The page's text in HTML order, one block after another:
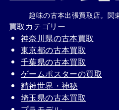
趣味の古本出張買取店。関
買取カテゴリー
神奈川県の古本買取
東京都の古本買取
千葉県の古本買取
ゲームポスターの買取
精神世界・神秘
埼玉県の古本買取